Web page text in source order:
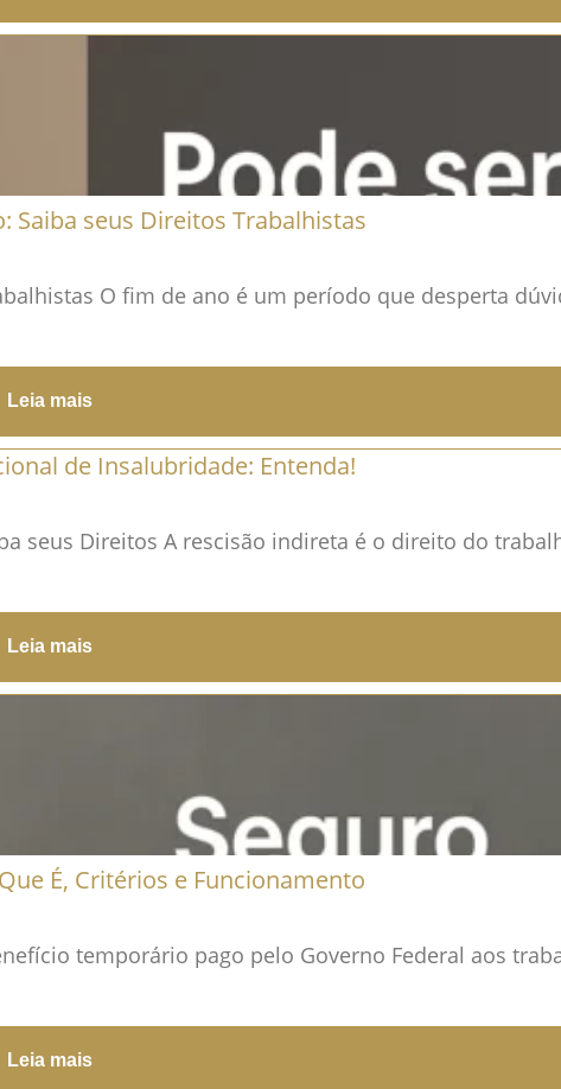
Saiba seus Direitos Trabalhistas
O fim de ano é um período que desperta
Leia mais
de Insalubridade: Entenda!
seus Direitos A rescisão indireta é o direito do
Leia mais
É, Critérios e Funcionamento
temporário pago pelo Governo Federal aos
Leia mais